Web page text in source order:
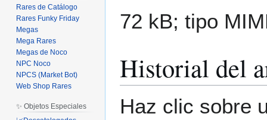
72 kB; tipo
Historial del
Haz clic sobre
Rares de Catálogo
Rares Funky Friday
Megas
Mega Rares
Megas de Noco
NPC Noco
NPCS (Market Bot)
Web Shop Rares
✨ Objetos Especiales